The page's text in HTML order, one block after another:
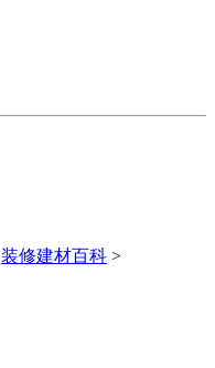
装修建材百科 >